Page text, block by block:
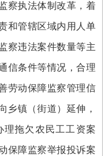
察执法体制改革，着
和管辖区域内用人单
察违法案件数量等主
信条件等情况，合理
劳动保障监察管理信
乡镇（街道）延伸，
理拖欠农民工工资案
保障监察举报投诉案